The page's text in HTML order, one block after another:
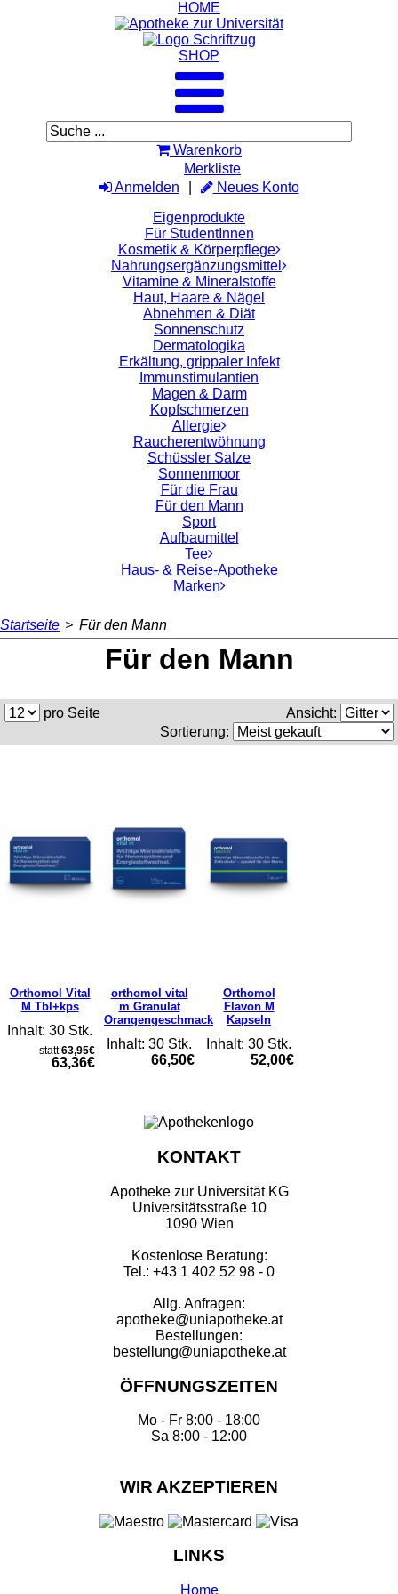
HOME
SHOP
Warenkorb
Merkliste
Anmelden
Neues Konto
Eigenprodukte
Für StudentInnen
Kosmetik & Körperpflege
Nahrungsergänzungsmittel
Vitamine & Mineralstoffe
Haut, Haare & Nägel
Abnehmen & Diät
Sonnenschutz
Dermatologika
Erkältung, grippaler Infekt
Immunstimulantien
Magen & Darm
Kopfschmerzen
Allergie
Raucherentwöhnung
Schüssler Salze
Sonnenmoor
Für die Frau
Für den Mann
Sport
Aufbaumittel
Tee
Haus- & Reise-Apotheke
Marken
Startseite > Für den Mann
Für den Mann
pro Seite
Ansicht:
Sortierung:
Orthomol Vital
M Tbl+kps
Inhalt: 30 Stk.
statt63,95€
63,36€
orthomol vital
m Granulat
Orangengeschmack
Inhalt: 30 Stk.
66,50€
Orthomol
Flavon M
Kapseln
Inhalt: 30 Stk.
52,00€
KONTAKT
Apotheke zur Universität KG
Universitätsstraße 10
1090 Wien
Kostenlose Beratung:
Tel.: +43 1 402 52 98 - 0
Allg. Anfragen:
apotheke@uniapotheke.at
Bestellungen:
bestellung@uniapotheke.at
ÖFFNUNGSZEITEN
Mo - Fr 8:00 - 18:00
Sa 8:00 - 12:00
WIR AKZEPTIEREN
LINKS
Home